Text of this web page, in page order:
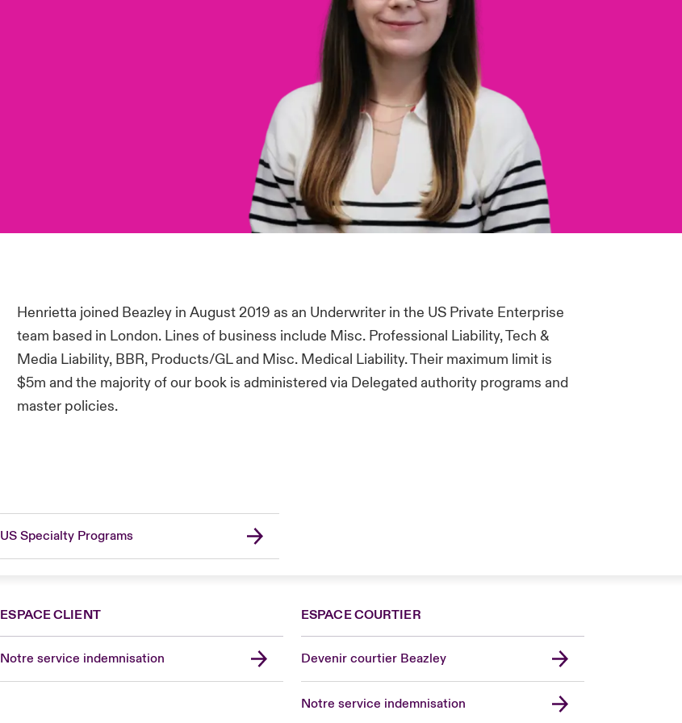
Henrietta joined Beazley in August 2019 as an Underwriter in the US Private Enterprise
team based in London. Lines of business include Misc. Professional Liability, Tech &
Media Liability, BBR, Products/GL and Misc. Medical Liability. Their maximum limit is
$5m and the majority of our book is administered via Delegated authority programs and
master policies.
US Specialty Programs
ESPACE CLIENT
Notre service indemnisation
ESPACE COURTIER
Devenir courtier Beazley
Notre service indemnisation
Canada (English)
Germany